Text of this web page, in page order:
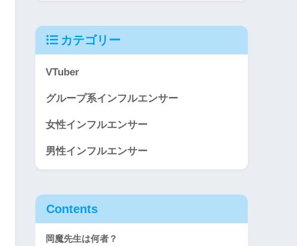
カテゴリー
VTuber
グループ系インフルエンサー
女性インフルエンサー
男性インフルエンサー
Contents
岡魔先生は何者？